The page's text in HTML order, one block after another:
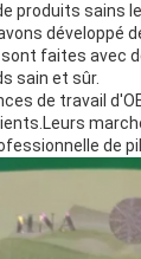
produits sains
faites avec
sain et sûr.
de travail
de